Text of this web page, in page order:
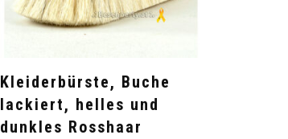
Kleiderbürste, Buche
lackiert, helles und
dunkles Rosshaar